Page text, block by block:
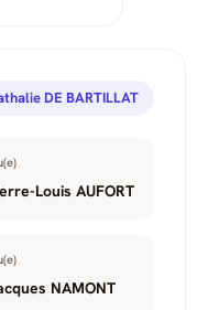
DE BARTILLAT
Louis AUFORT
NAMONT